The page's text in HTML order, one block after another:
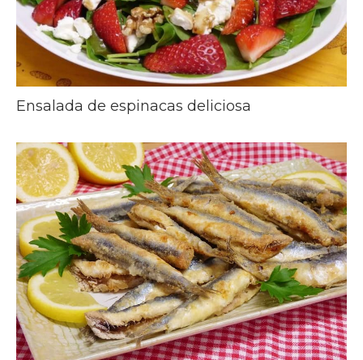
Ensalada de espinacas deliciosa